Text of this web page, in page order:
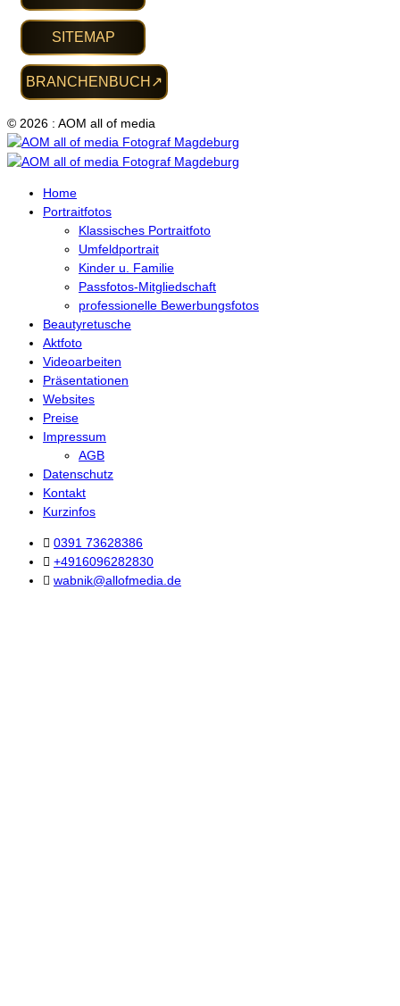
© 2026 : AOM all of media
Home
Portraitfotos
Klassisches Portraitfoto
Umfeldportrait
Kinder u. Familie
Passfotos-Mitgliedschaft
professionelle Bewerbungsfotos
Beautyretusche
Aktfoto
Videoarbeiten
Präsentationen
Websites
Preise
Impressum
AGB
Datenschutz
Kontakt
Kurzinfos
0391 73628386
+4916096282830
wabnik@allofmedia.de